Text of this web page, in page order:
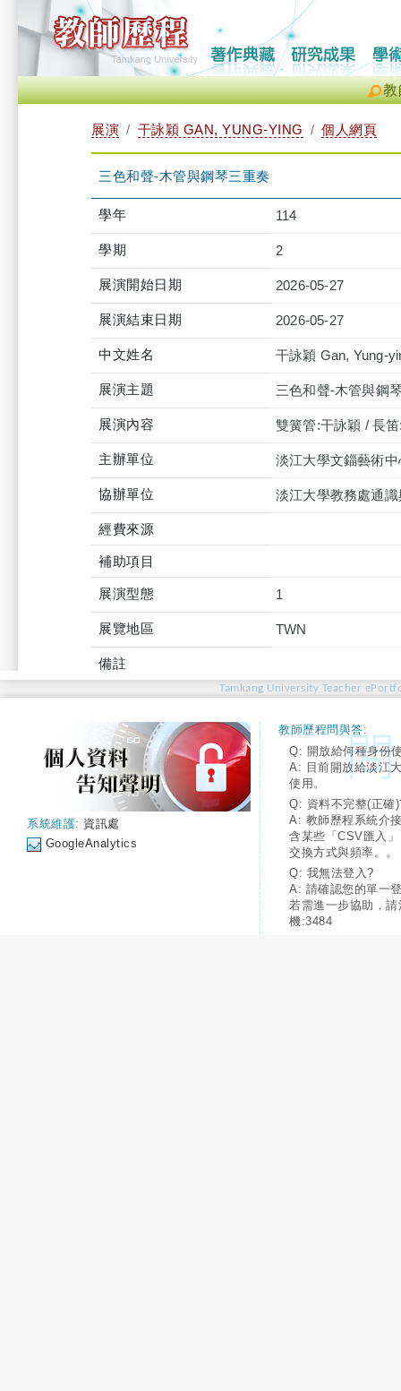
教
展演 干詠穎 GAN, YUNG-YING 個人網頁
三色和聲-木管與鋼琴三重奏
學年 114
學期 2
展演開始日期 2026-05-27
展演結束日期 2026-05-27
中文姓名 干詠穎 Gan, Yung-
展演主題 三色和聲-木管與鋼
展演內容 雙簧管:干詠穎 / 長
主辦單位 淡江大學文錙藝術中
協辦單位 淡江大學教務處通
經費來源
補助項目
展演型態 1
展覽地區 TWN
備註
Tamkang University Teacher
系統維護: 資訊處
GoogleAnalytics
教師歷程問與答:
Q: 開放給何種身份
A: 目前開放給淡江
使用。
Q: 資料不完整(正確
A: 教師歷程系統介
含某些「CSV匯入
交換方式與頻率。。
Q: 我無法登入?
A: 請確認您的單一
若需進一步協助，
機:3484